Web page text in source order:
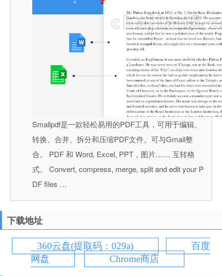
Smallpdf是一款轻松易用的PDF工具，可用于编辑、
转换、合并、拆分和压缩PDF文件。可与Gmail整
合。 PDF 和 Word, Excel, PPT，图片…… 互转格
式。 Convert, compress, merge, split and edit your P
DF files …
下载地址
360云盘(提取码：029a)
百度
网盘
Chrome商店